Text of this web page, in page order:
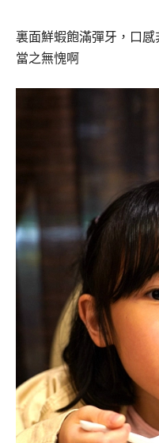
裏面鮮蝦飽滿彈牙，口
當之無愧啊